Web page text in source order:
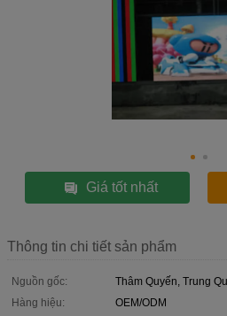
Giá tốt nhất
Thông tin chi tiết sản phẩm
Nguồn gốc:
Thâm Quyến, Trung
Hàng hiệu:
OEM/ODM